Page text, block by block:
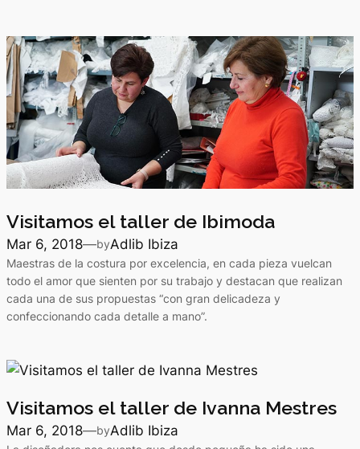
Visitamos el taller de Ibimoda
Mar 6, 2018—byAdlib Ibiza
Maestras de la costura por excelencia, en cada pieza vuelcan
todo el amor que sienten por su trabajo y destacan que realizan
cada una de sus propuestas “con gran delicadeza y
confeccionando cada detalle a mano”.
Visitamos el taller de Ivanna Mestres
Mar 6, 2018—byAdlib Ibiza